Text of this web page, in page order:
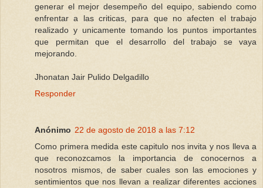
generar el mejor desempeño del equipo, sabiendo como
enfrentar a las criticas, para que no afecten el trabajo
realizado y unicamente tomando los puntos importantes
que permitan que el desarrollo del trabajo se vaya
mejorando.
Jhonatan Jair Pulido Delgadillo
Responder
Anónimo 22 de agosto de 2018 a las 7:12
Como primera medida este capitulo nos invita y nos lleva a
que reconozcamos la importancia de conocernos a
nosotros mismos, de saber cuales son las emociones y
sentimientos que nos llevan a realizar diferentes acciones